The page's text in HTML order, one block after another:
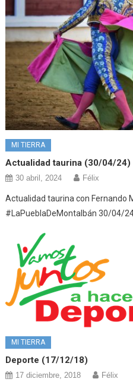
MI TIERRA
Actualidad taurina (30/04/24)
30 abril, 2024 Félix
Actualidad taurina con Fernando
#LaPueblaDeMontalbán 30/04/
MI TIERRA
Deporte (17/12/18)
17 diciembre, 2018 Félix